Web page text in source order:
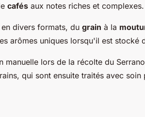
cafés aux notes riches et complexes.
divers formats, du grain à la
arômes uniques lorsqu'il est stocké
manuelle lors de la récolte du
qui sont ensuite traités avec